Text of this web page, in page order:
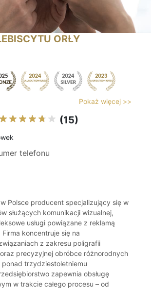
ORŁY
Pokaż więcej >>
(15)
telefonu
Polsce producent specjalizujący się w
służących komunikacji wizualnej,
usługi powiązane z reklamą
koncentruje się na
z zakresu poligrafii
precyzyjnej obróbce różnorodnych
ponad trzydziestoletniemu
zapewnia obsługę
w trakcie całego procesu – od